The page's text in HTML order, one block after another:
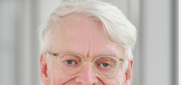
Acceptabilité, acceptation et adoption des
technologies
Technologies d'apprentissage innovantes
Insertion professionnelle du nouveau
Construction identitaire en milieu
minoritaire francophone
Technologies éducatives pour la formation
continue